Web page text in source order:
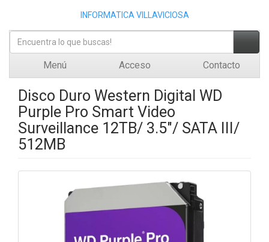
INFORMATICA VILLAVICIOSA
Menú Acceso Contacto
Disco Duro Western Digital WD
Purple Pro Smart Video
Surveillance 12TB/ 3.5"/ SATA III/
512MB